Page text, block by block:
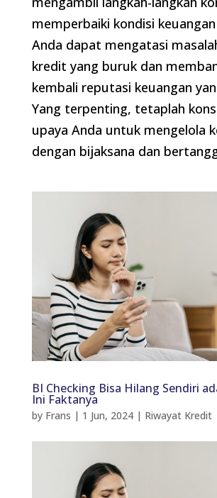
memperbaiki kondisi
Anda dapat mengatasi
kredit yang buruk dan
kembali reputasi keuangan
Yang terpenting, tetaplah
upaya Anda untuk mengelola
dengan bijaksana dan
BI Checking Bisa Hilang Sendiri
Ini Faktanya
by Frans | 1 Jun, 2024| Riwayat Kredit